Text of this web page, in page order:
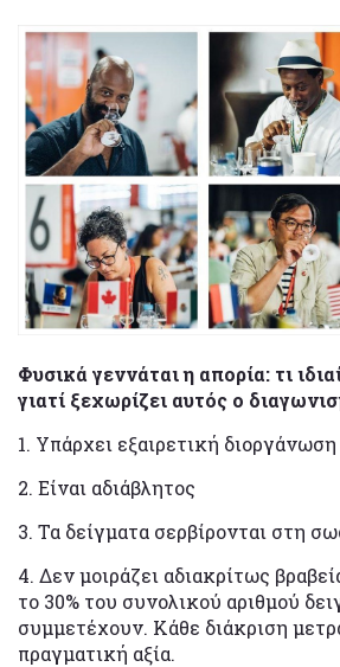
Φυσικά γεννάται η απορία: τι
γιατί ξεχωρίζει αυτός ο
1. Υπάρχει εξαιρετική διοργάνωση
2. Είναι αδιάβλητος
3. Τα δείγματα σερβίρονται στη
4. Δεν μοιράζει αδιακρίτως
το 30% του συνολικού αριθμού
συμμετέχουν. Κάθε διάκριση
πραγματική αξία.